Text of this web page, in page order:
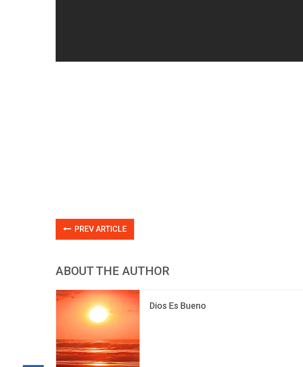
PREV ARTICLE
ABOUT THE AUTHOR
Dios Es Bueno